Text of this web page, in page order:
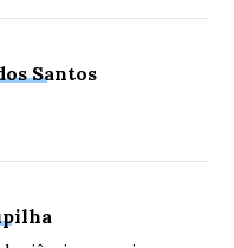
Santos